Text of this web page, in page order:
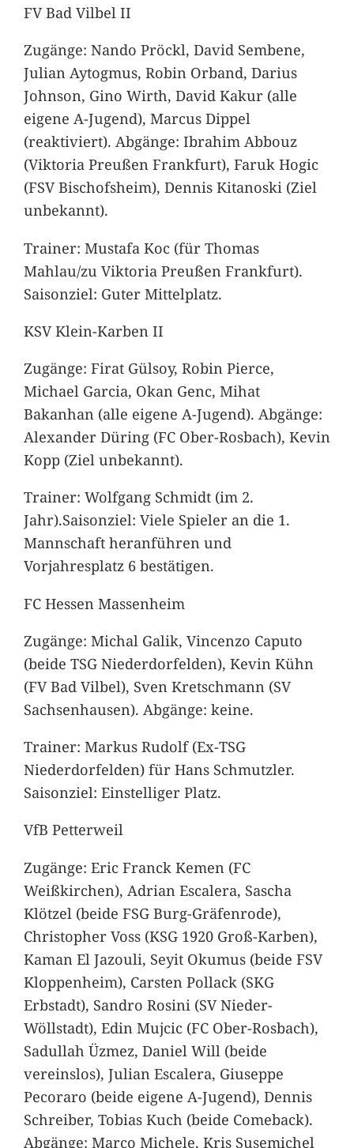
FV Bad Vilbel II
Zugänge: Nando Pröckl, David Sembene,
Julian Aytogmus, Robin Orband, Darius
Johnson, Gino Wirth, David Kakur (alle
eigene A-Jugend), Marcus Dippel
(reaktiviert). Abgänge: Ibrahim Abbouz
(Viktoria Preußen Frankfurt), Faruk Hogic
(FSV Bischofsheim), Dennis Kitanoski (Ziel
unbekannt).
Trainer: Mustafa Koc (für Thomas
Mahlau/zu Viktoria Preußen Frankfurt).
Saisonziel: Guter Mittelplatz.
KSV Klein-Karben II
Zugänge: Firat Gülsoy, Robin Pierce,
Michael Garcia, Okan Genc, Mihat
Bakanhan (alle eigene A-Jugend). Abgänge:
Alexander Düring (FC Ober-Rosbach), Kevin
Kopp (Ziel unbekannt).
Trainer: Wolfgang Schmidt (im 2.
Jahr).Saisonziel: Viele Spieler an die 1.
Mannschaft heranführen und
Vorjahresplatz 6 bestätigen.
FC Hessen Massenheim
Zugänge: Michal Galik, Vincenzo Caputo
(beide TSG Niederdorfelden), Kevin Kühn
(FV Bad Vilbel), Sven Kretschmann (SV
Sachsenhausen). Abgänge: keine.
Trainer: Markus Rudolf (Ex-TSG
Niederdorfelden) für Hans Schmutzler.
Saisonziel: Einstelliger Platz.
VfB Petterweil
Zugänge: Eric Franck Kemen (FC
Weißkirchen), Adrian Escalera, Sascha
Klötzel (beide FSG Burg-Gräfenrode),
Christopher Voss (KSG 1920 Groß-Karben),
Kaman El Jazouli, Seyit Okumus (beide FSV
Kloppenheim), Carsten Pollack (SKG
Erbstadt), Sandro Rosini (SV Nieder-
Wöllstadt), Edin Mujcic (FC Ober-Rosbach),
Sadullah Üzmez, Daniel Will (beide
vereinslos), Julian Escalera, Giuseppe
Pecoraro (beide eigene A-Jugend), Dennis
Schreiber, Tobias Kuch (beide Comeback).
Abgänge: Marco Michele, Kris Susemichel